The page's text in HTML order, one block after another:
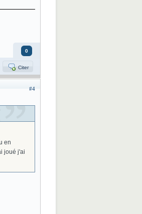
0
Citer
#4
en
joué j'ai